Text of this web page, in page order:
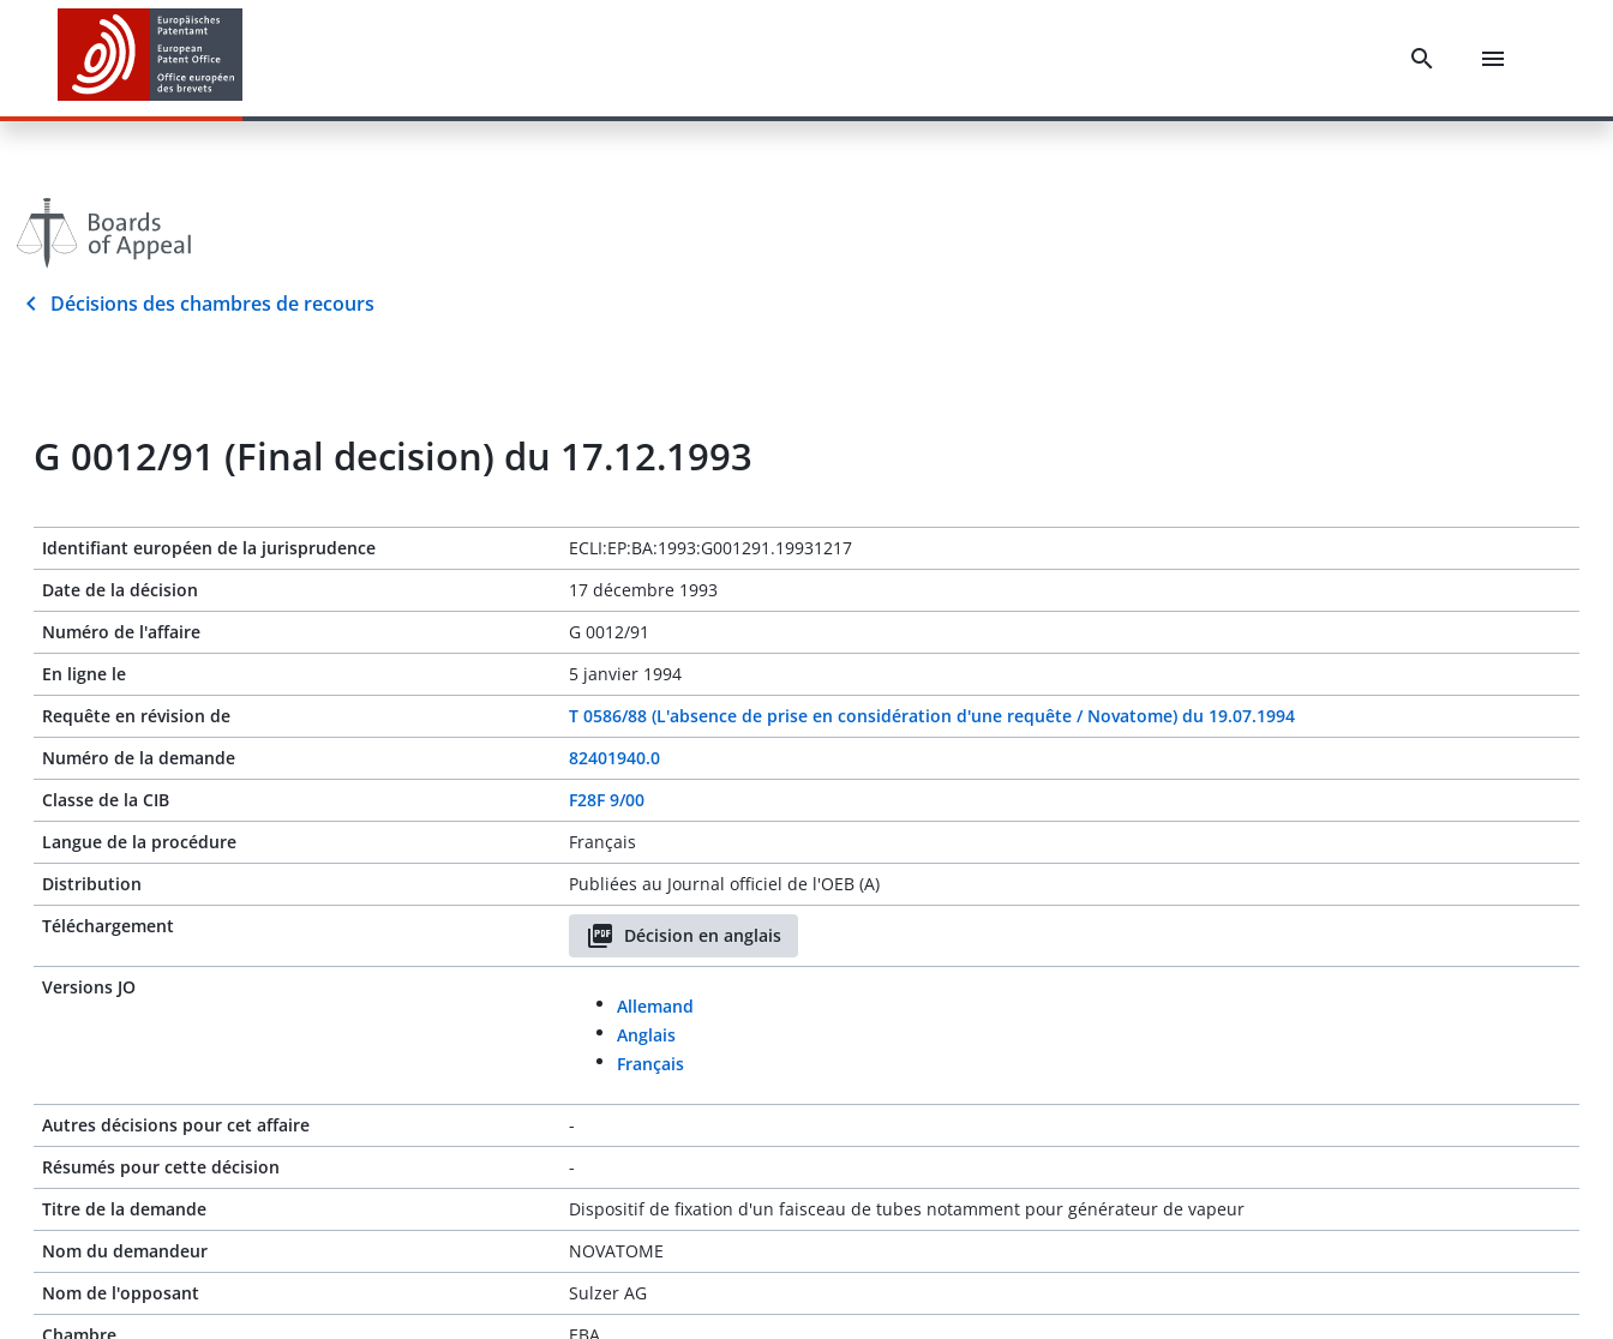
Décisions des chambres de recours
G 0012/91 (Final decision) du 17.12.1993
Identifiant européen de la jurisprudence
ECLI:EP:BA:1993:G001291.19931217
Date de la décision
17 décembre 1993
Numéro de l'affaire
G 0012/91
En ligne le
5 janvier 1994
Requête en révision de
T 0586/88 (L'absence de prise en considération d'une requête / Novatome) du 19.07.1994
Numéro de la demande
82401940.0
Classe de la CIB
F28F 9/00
Langue de la procédure
Français
Distribution
Publiées au Journal officiel de l'OEB (A)
Téléchargement
Décision en anglais
Versions JO
Allemand
Anglais
Français
Autres décisions pour cet affaire
-
Résumés pour cette décision
-
Titre de la demande
Dispositif de fixation d'un faisceau de tubes notamment pour générateur de vapeur
Nom du demandeur
NOVATOME
Nom de l'opposant
Sulzer AG